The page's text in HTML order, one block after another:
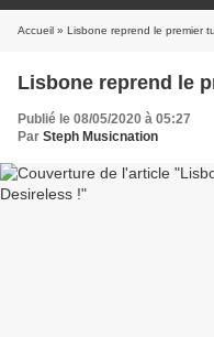
Accueil » Lisbone reprend le premier
Lisbone reprend le
Publié le 08/05/2020 à 05:27
Par Steph Musicnation